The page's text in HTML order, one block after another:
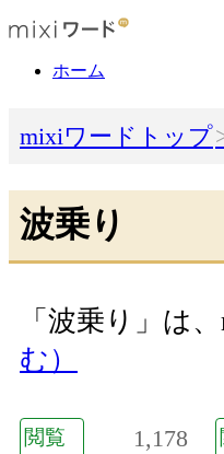
ホーム
mixiワードトップ
波乗り
「波乗り」は
む）
閲覧
1,178